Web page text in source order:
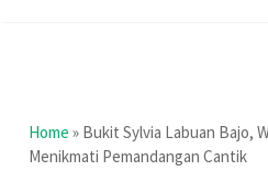
Home » Bukit Sylvia Labuan Bajo,
Menikmati Pemandangan Cantik